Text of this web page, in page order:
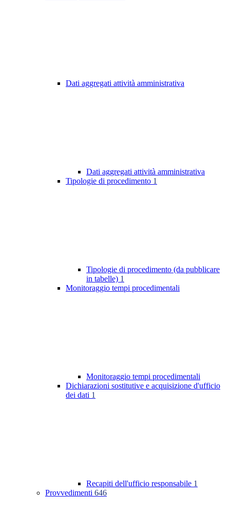
Dati aggregati attività amministrativa
Dati aggregati attività amministrativa
Tipologie di procedimento 1
Tipologie di procedimento (da pubblicare
in tabelle) 1
Monitoraggio tempi procedimentali
Monitoraggio tempi procedimentali
Dichiarazioni sostitutive e acquisizione d'ufficio
dei dati 1
Recapiti dell'ufficio responsabile 1
Provvedimenti 646